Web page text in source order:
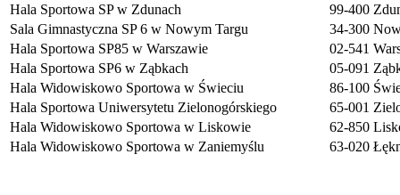
Hala Sportowa SP w Zdunach
99-400
Sala Gimnastyczna SP 6 w Nowym Targu
34-300
Hala Sportowa SP85 w Warszawie
02-541
Hala Sportowa SP6 w Ząbkach
05-091
Hala Widowiskowo Sportowa w Świeciu
86-100
Hala Sportowa Uniwersytetu Zielonogórskiego
65-001
Hala Widowiskowo Sportowa w Liskowie
62-850
Hala Widowiskowo Sportowa w Zaniemyślu
63-020